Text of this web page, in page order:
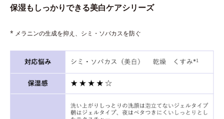
保湿もしっかりできる美白ケアシリーズ
* メラニンの生成を抑え、シミ・ソバカスを防ぐ